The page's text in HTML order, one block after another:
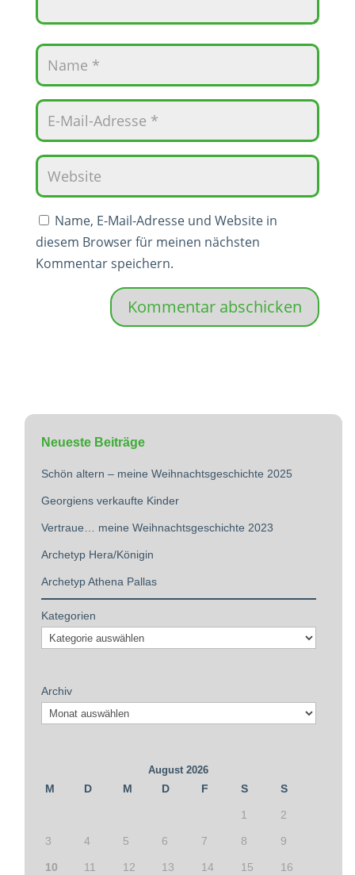
Name, E-Mail-Adresse und Website in
diesem Browser für meinen nächsten
Kommentar speichern.
Kommentar abschicken
Neueste Beiträge
Schön altern – meine Weihnachtsgeschichte 2025
Georgiens verkaufte Kinder
Vertraue… meine Weihnachtsgeschichte 2023
Archetyp Hera/Königin
Archetyp Athena Pallas
Kategorien
Archiv
August 2026
M D M D F S S
1 2
3 4 5 6 7 8 9
10 11 12 13 14 15 16